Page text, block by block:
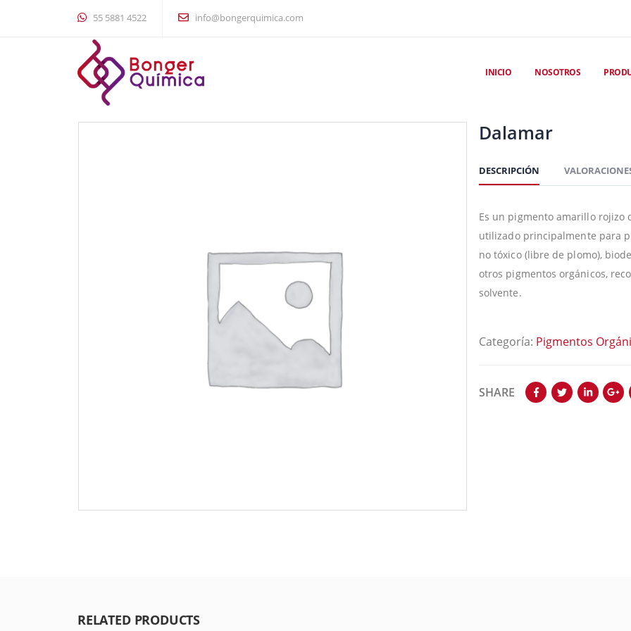
55 5881 4522 info@bongerquimica.com
INICIO NOSOTROS
Dalamar
DESCRIPCIÓN
Es un pigmento amarillo rojizo
utilizado principalmente para
no tóxico (libre de plomo),
otros pigmentos orgánicos,
solvente.
Categoría: Pigmentos
SHARE
RELATED PRODUCTS